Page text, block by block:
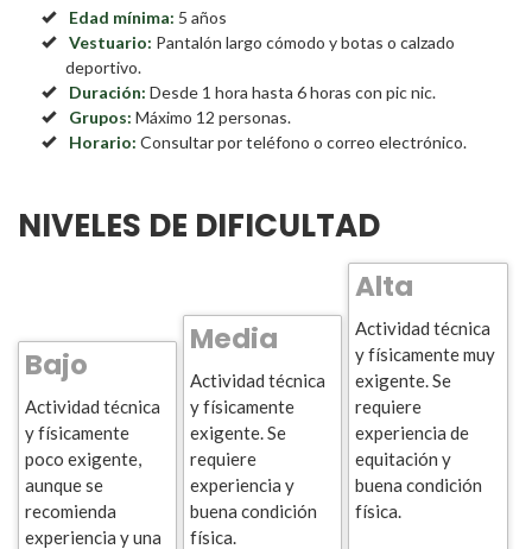
Edad mínima: 5 años
Vestuario: Pantalón largo cómodo y botas o calzado
deportivo.
Duración: Desde 1 hora hasta 6 horas con pic nic.
Grupos: Máximo 12 personas.
Horario: Consultar por teléfono o correo electrónico.
NIVELES DE DIFICULTAD
Bajo
Actividad técnica
y físicamente
poco exigente,
aunque se
recomienda
experiencia y una
Media
Actividad técnica
y físicamente
exigente. Se
requiere
experiencia y
buena condición
física.
Alta
Actividad técnica
y físicamente muy
exigente. Se
requiere
experiencia de
equitación y
buena condición
física.